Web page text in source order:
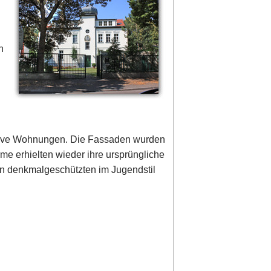
Wohnungen. Die Fassaden wurden
erhielten wieder ihre ursprüngliche
denkmalgeschützten im Jugendstil